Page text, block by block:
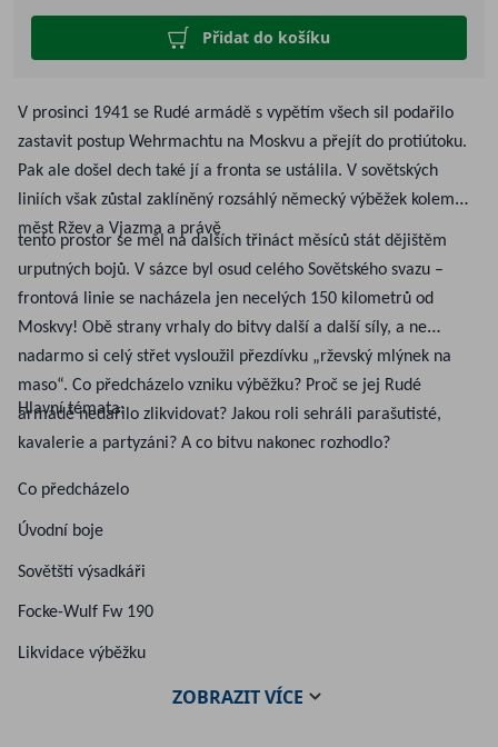
Přidat do košíku
V prosinci 1941 se Rudé armádě s vypětím všech sil podařilo
zastavit postup Wehrmachtu na Moskvu a přejít do protiútoku.
Pak ale došel dech také jí a fronta se ustálila. V sovětských
liniích však zůstal zaklíněný rozsáhlý německý výběžek kolem
měst Ržev a Vjazma a právě
tento prostor se měl na dalších třináct měsíců stát dějištěm
urputných bojů. V sázce byl osud celého Sovětského svazu –
frontová linie se nacházela jen necelých 150 kilometrů od
Moskvy! Obě strany vrhaly do bitvy další a další síly, a ne
nadarmo si celý střet vysloužil přezdívku „rževský mlýnek na
maso“. Co předcházelo vzniku výběžku? Proč se jej Rudé
armádě nedařilo zlikvidovat? Jakou roli sehráli parašutisté,
kavalerie a partyzáni? A co bitvu nakonec rozhodlo?
Hlavní témata:
Co předcházelo
Úvodní boje
Sovětští výsadkáři
Focke-Wulf Fw 190
Likvidace výběžku
ZOBRAZITVÍCE